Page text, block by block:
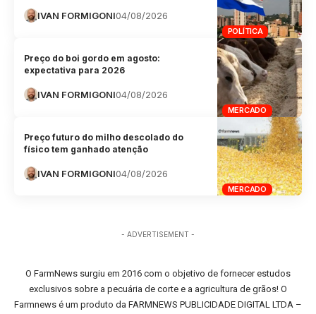
POLÍTICA
IVAN FORMIGONI04/08/2026
MERCADO
Preço do boi gordo em agosto:
expectativa para 2026
IVAN FORMIGONI04/08/2026
MERCADO
Preço futuro do milho descolado do
físico tem ganhado atenção
IVAN FORMIGONI04/08/2026
- ADVERTISEMENT -
O FarmNews surgiu em 2016 com o objetivo de fornecer estudos
exclusivos sobre a pecuária de corte e a agricultura de grãos! O
Farmnews é um produto da FARMNEWS PUBLICIDADE DIGITAL LTDA –